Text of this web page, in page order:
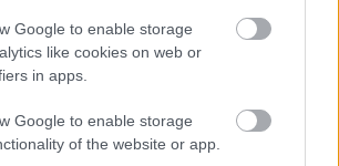
Google to enable storage
like cookies on web or
in apps.
Google to enable storage
of the website or app.
napra pontosan két évvel
behozott öreg Mercim sorsát:
végre a fényezés? Most már rajta